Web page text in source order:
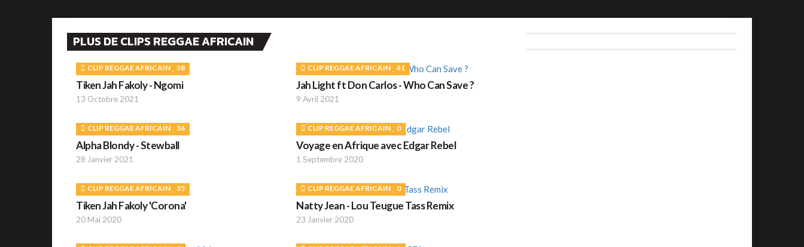
PLUS DE CLIPS REGGAE AFRICAIN
CLIP REGGAE AFRICAIN 38
Tiken Jah Fakoly - Ngomi
13 Octobre 2021
CLIP REGGAE AFRICAIN 41
Jah Light ft Don Carlos - Who Can Save ?
9 Avril 2021
CLIP REGGAE AFRICAIN 36
Alpha Blondy - Stewball
28 Janvier 2021
CLIP REGGAE AFRICAIN 0
Voyage en Afrique avec Edgar Rebel
1 Septembre 2020
CLIP REGGAE AFRICAIN 35
Tiken Jah Fakoly 'Corona'
20 Mai 2020
CLIP REGGAE AFRICAIN 0
Natty Jean - Lou Teugue Tass Remix
23 Janvier 2020